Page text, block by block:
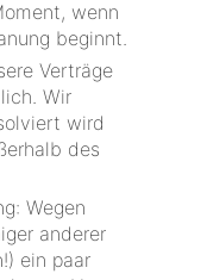
wenn
beginnt.
Verträge
Wir
wird
des
Wegen
anderer
ein paar